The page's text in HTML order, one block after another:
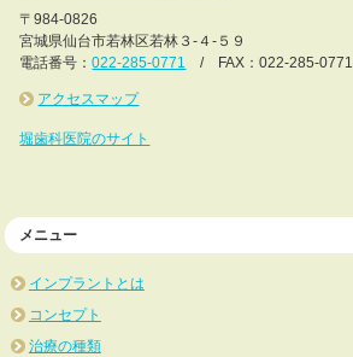
〒984-0826
宮城県仙台市若林区若林３-４-５９
電話番号：022-285-0771 / FAX：022-285-0771
アクセスマップ
堀歯科医院のサイト
メニュー
インプラントとは
コンセプト
治療の種類